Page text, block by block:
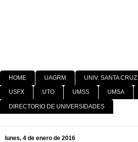
HOME UAGRM UNIV. SANTA CRUZ
USFX UTO UMSS UMSA
DIRECTORIO DE UNIVERSIDADES
lunes, 4 de enero de 2016